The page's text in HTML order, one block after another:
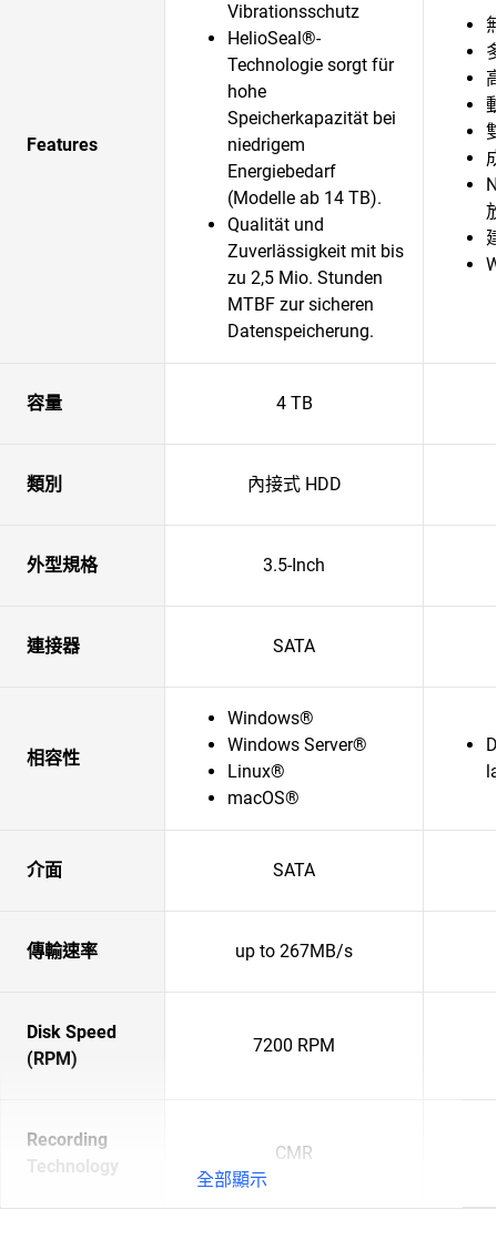
Features
Vibrationsschutz
HelioSeal®-
Technologie sorgt für
hohe
Speicherkapazität bei
niedrigem
Energiebedarf
(Modelle ab 14 TB).
Qualität und
Zuverlässigkeit mit bis
zu 2,5 Mio. Stunden
MTBF zur sicheren
Datenspeicherung.
容量 4 TB
類別 內接式 HDD
外型規格 3.5-Inch
連接器 SATA
相容性
Windows®
Windows Server®
Linux®
macOS®
介面 SATA
傳輸速率 up to 267MB/s
Disk Speed
(RPM)
7200 RPM
Recording
Technology
CMR
全部顯示